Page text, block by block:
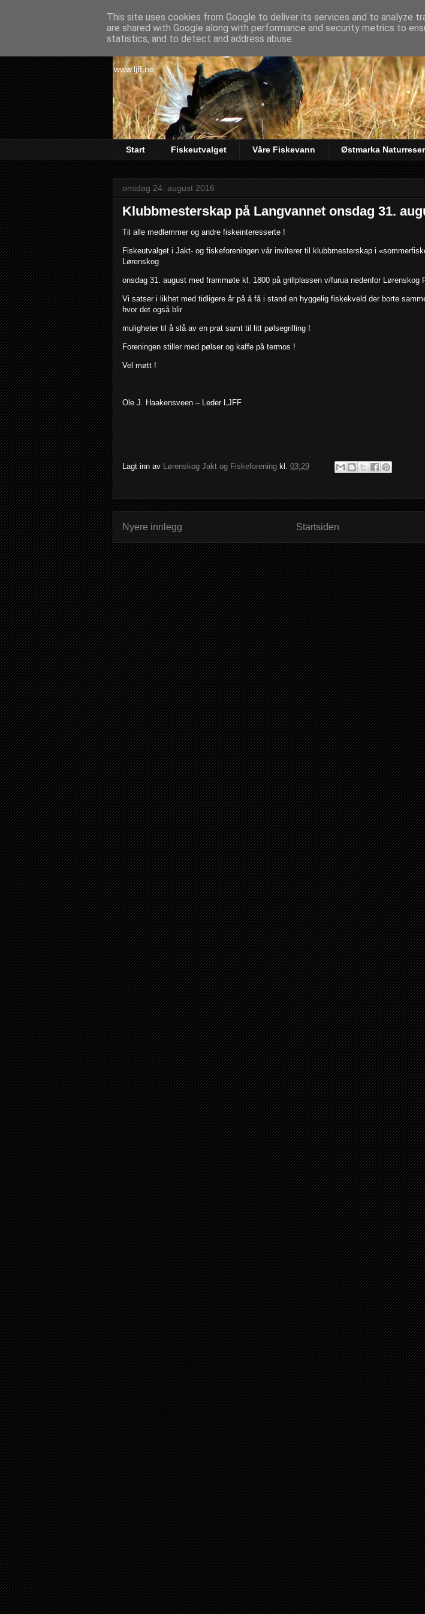
Lørenskog Jakt &
www.ljff.no
Start Fiskeutvalget Våre Fiskevann Østmarka
onsdag 24. august 2016
Klubbmesterskap på Langvannet onsdag 31.
Til alle medlemmer og andre fiskeinteresserte !
Fiskeutvalget i Jakt- og fiskeforeningen vår inviterer til klubbmesterskap i
Lørenskog
onsdag 31. august med frammøte kl. 1800 på grillplassen v/furua nedenfor Lørenskog
Vi satser i likhet med tidligere år på å få i stand en hyggelig fiskekveld der borte
hvor det også blir
muligheter til å slå av en prat samt til litt pølsegrilling !
Foreningen stiller med pølser og kaffe på termos !
Vel møtt !
Ole J. Haakensveen – Leder LJFF
Lagt inn av Lørenskog Jakt og Fiskeforening kl. 03:29
Nyere innlegg Startsiden
This site uses cookies from Google to deliver its services and to analyze
are shared with Google along with performance and security metrics to
statistics, and to detect and address abuse.